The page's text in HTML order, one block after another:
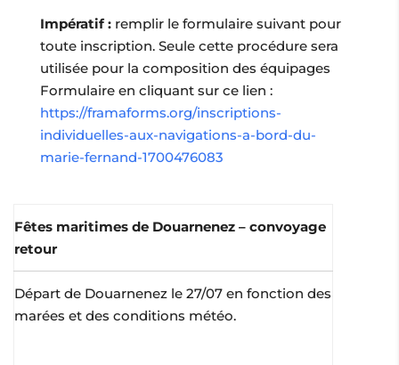
Impératif :remplir le formulaire suivant pour
toute inscription. Seule cette procédure sera
utilisée pour la composition des équipages
Formulaire en cliquant sur ce lien :
https://framaforms.org/inscriptions-
individuelles-aux-navigations-a-bord-du-
marie-fernand-1700476083
Fêtes maritimes de Douarnenez – convoyage
retour
Départ de Douarnenez le 27/07 en fonction des
marées et des conditions météo.